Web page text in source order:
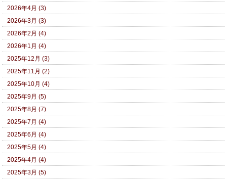
2026年4月 (3)
2026年3月 (3)
2026年2月 (4)
2026年1月 (4)
2025年12月 (3)
2025年11月 (2)
2025年10月 (4)
2025年9月 (5)
2025年8月 (7)
2025年7月 (4)
2025年6月 (4)
2025年5月 (4)
2025年4月 (4)
2025年3月 (5)